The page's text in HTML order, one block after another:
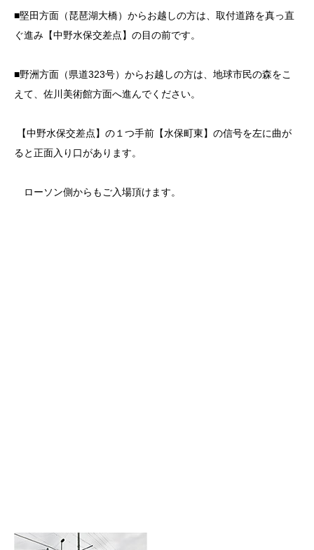
■堅田方面（琵琶湖大橋）からお越しの方は、取付道路を真っ直
ぐ進み【中野水保交差点】の目の前です。
■野洲方面（県道323号）からお越しの方は、地球市民の森をこ
えて、佐川美術館方面へ進んでください。
【中野水保交差点】の１つ手前【水保町東】の信号を左に曲が
ると正面入り口があります。
ローソン側からもご入場頂けます。